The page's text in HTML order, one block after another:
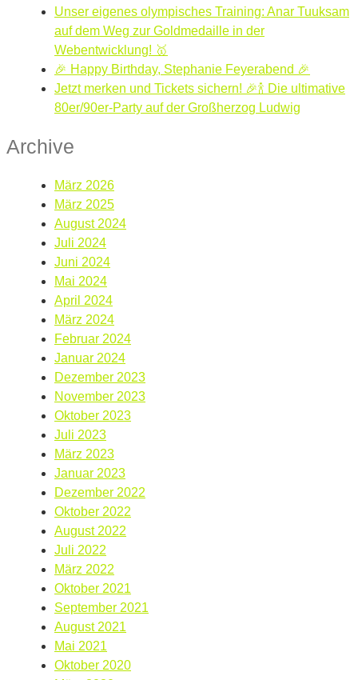
Unser eigenes olympisches Training: Anar Tuuksam
auf dem Weg zur Goldmedaille in der
Webentwicklung! 🥇
🎉 Happy Birthday, Stephanie Feyerabend 🎉
Jetzt merken und Tickets sichern! 🎉🍾 Die ultimative
80er/90er-Party auf der Großherzog Ludwig
Archive
März 2026
März 2025
August 2024
Juli 2024
Juni 2024
Mai 2024
April 2024
März 2024
Februar 2024
Januar 2024
Dezember 2023
November 2023
Oktober 2023
Juli 2023
März 2023
Januar 2023
Dezember 2022
Oktober 2022
August 2022
Juli 2022
März 2022
Oktober 2021
September 2021
August 2021
Mai 2021
Oktober 2020